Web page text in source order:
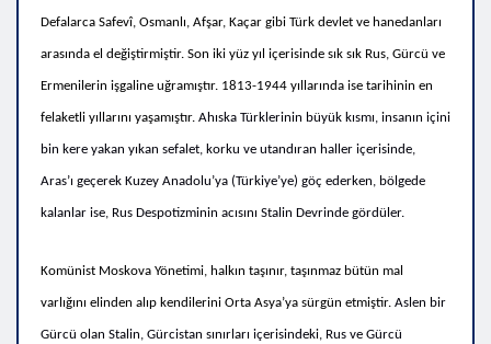
Defalarca Safevî, Osmanlı, Afşar, Kaçar gibi Türk devlet ve hanedanları
arasında el değiştirmiştir. Son iki yüz yıl içerisinde sık sık Rus, Gürcü ve
Ermenilerin işgaline uğramıştır. 1813-1944 yıllarında ise tarihinin en
felaketli yıllarını yaşamıştır. Ahıska Türklerinin büyük kısmı, insanın içini
bin kere yakan yıkan sefalet, korku ve utandıran haller içerisinde,
Aras’ı geçerek Kuzey Anadolu’ya (Türkiye’ye) göç ederken, bölgede
kalanlar ise, Rus Despotizminin acısını Stalin Devrinde gördüler.
Komünist Moskova Yönetimi, halkın taşınır, taşınmaz bütün mal
varlığını elinden alıp kendilerini Orta Asya’ya sürgün etmiştir. Aslen bir
Gürcü olan Stalin, Gürcistan sınırları içerisindeki, Rus ve Gürcü